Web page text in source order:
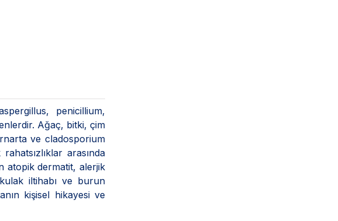
penicillium,
Ağaç, bitki, çim
ve cladosporium
arasında
atopik dermatit, alerjik
iltihabı ve burun
kişisel hikayesi ve